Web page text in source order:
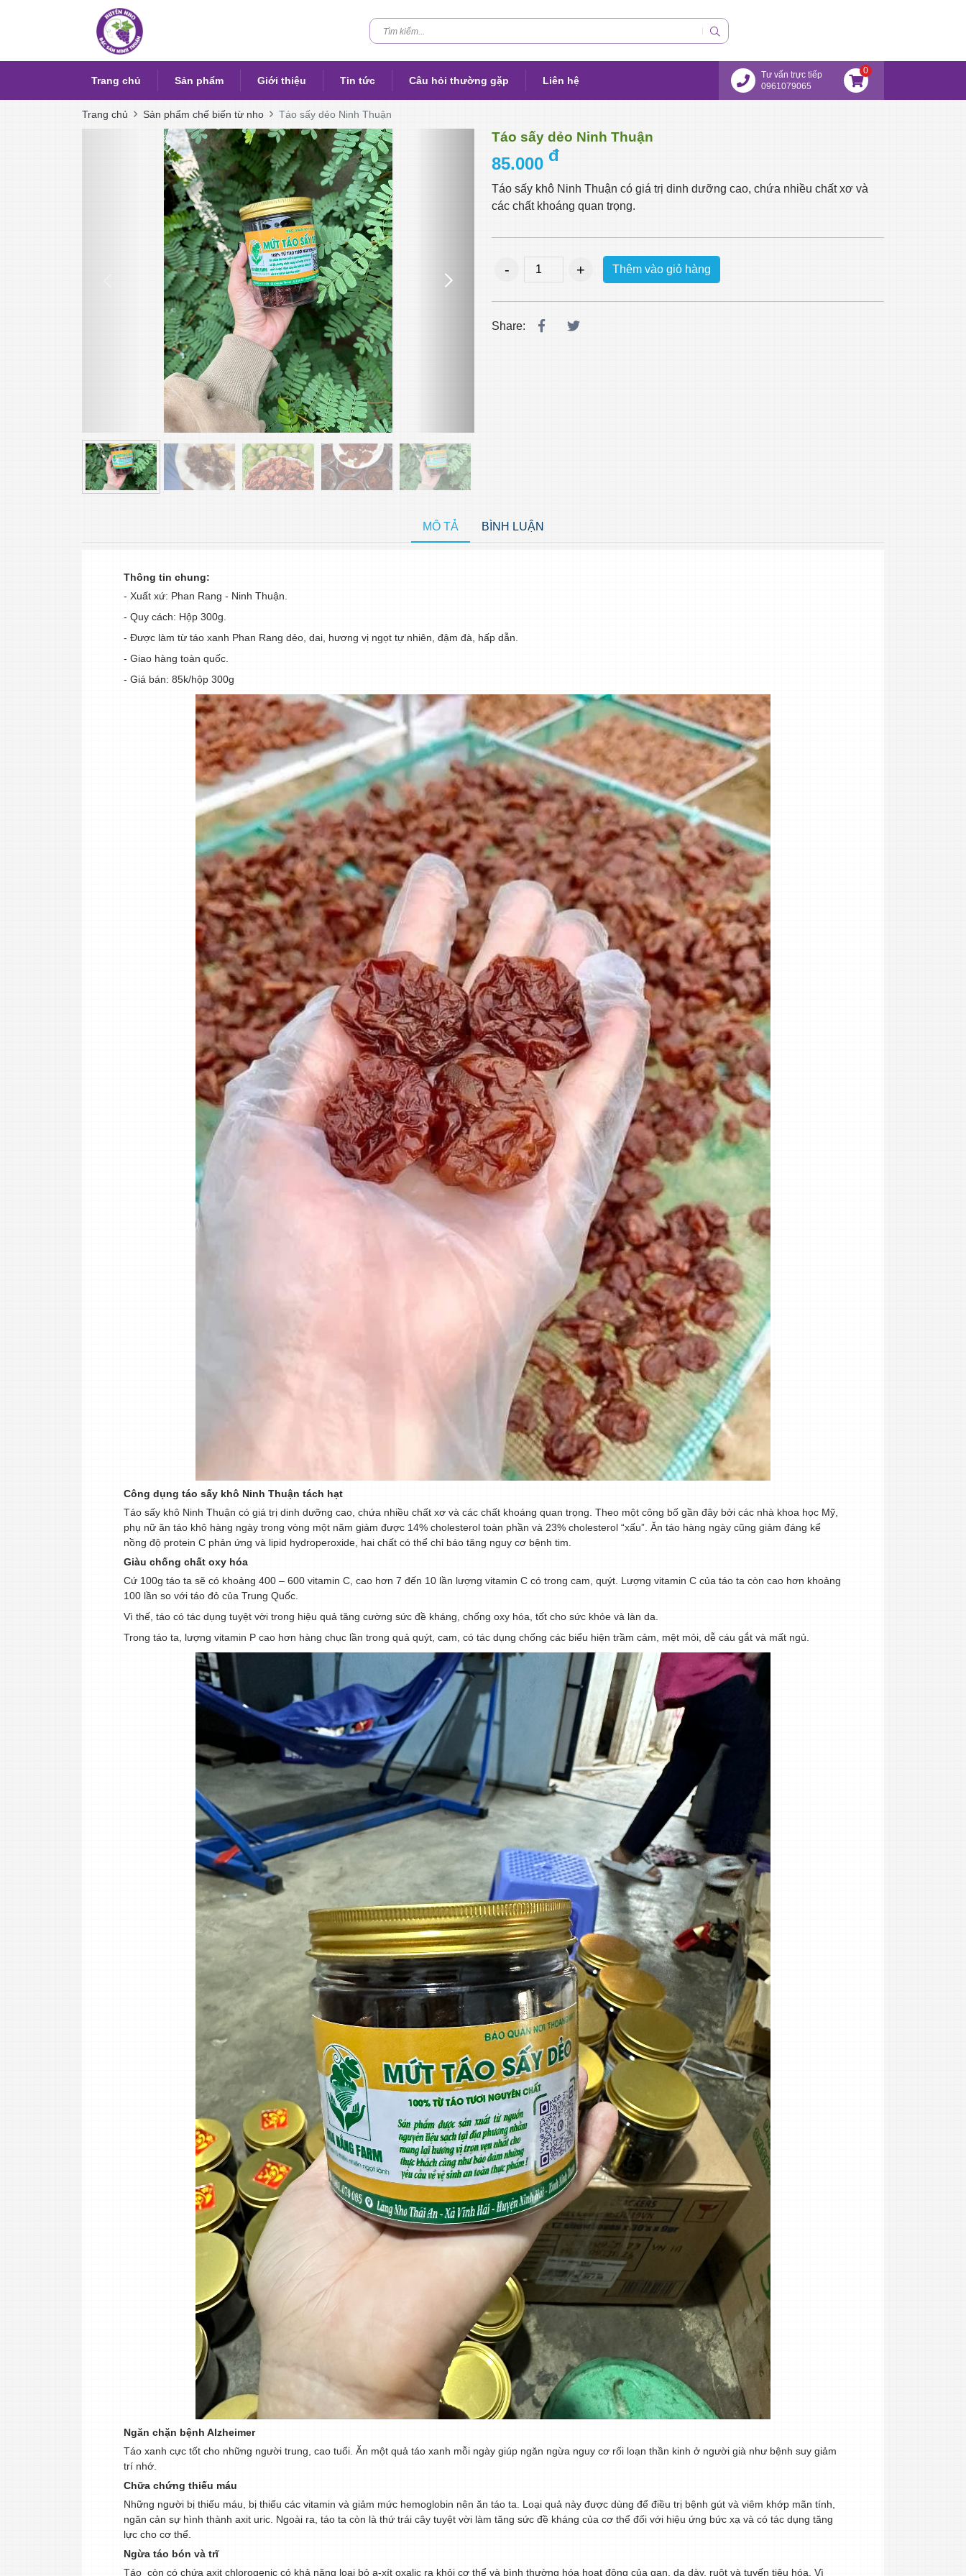
Trang chủ Sản phẩm Giới thiệu Tin tức Câu hỏi thường gặp Liên hệ
Tư vấn trực tiếp
0961079065
0
Trang chủ Sản phẩm chế biến từ nho Táo sấy dẻo Ninh Thuận
Táo sấy dẻo Ninh Thuận
85.000 đ
Táo sấy khô Ninh Thuận có giá trị dinh dưỡng cao, chứa nhiều chất xơ và
các chất khoáng quan trọng.
Thêm vào giỏ hàng
Share:
MÔ TẢ BÌNH LUẬN
Thông tin chung:
- Xuất xứ: Phan Rang - Ninh Thuận.
- Quy cách: Hộp 300g.
- Được làm từ táo xanh Phan Rang dẻo, dai, hương vị ngọt tự nhiên, đậm đà, hấp dẫn.
- Giao hàng toàn quốc.
- Giá bán: 85k/hộp 300g
Công dụng táo sấy khô Ninh Thuận tách hạt
Táo sấy khô Ninh Thuận có giá trị dinh dưỡng cao, chứa nhiều chất xơ và các chất khoáng quan trọng. Theo một công bố gần đây bởi các nhà khoa học Mỹ,
phụ nữ ăn táo khô hàng ngày trong vòng một năm giảm được 14% cholesterol toàn phần và 23% cholesterol “xấu”. Ăn táo hàng ngày cũng giảm đáng kể
nồng độ protein C phản ứng và lipid hydroperoxide, hai chất có thể chỉ báo tăng nguy cơ bệnh tim.
Giàu chống chất oxy hóa
Cứ 100g táo ta sẽ có khoảng 400 – 600 vitamin C, cao hơn 7 đến 10 lần lượng vitamin C có trong cam, quýt. Lượng vitamin C của táo ta còn cao hơn khoảng
100 lần so với táo đỏ của Trung Quốc.
Vì thế, táo có tác dụng tuyệt vời trong hiệu quả tăng cường sức đề kháng, chống oxy hóa, tốt cho sức khỏe và làn da.
Trong táo ta, lượng vitamin P cao hơn hàng chục lần trong quả quýt, cam, có tác dụng chống các biểu hiện trầm cảm, mệt mỏi, dễ cáu gắt và mất ngủ.
Ngăn chặn bệnh Alzheimer
Táo xanh cực tốt cho những người trung, cao tuổi. Ăn một quả táo xanh mỗi ngày giúp ngăn ngừa nguy cơ rối loạn thần kinh ở người già như bệnh suy giảm
trí nhớ.
Chữa chứng thiếu máu
Những người bị thiếu máu, bị thiếu các vitamin và giảm mức hemoglobin nên ăn táo ta. Loại quả này được dùng để điều trị bệnh gút và viêm khớp mãn tính,
ngăn cản sự hình thành axit uric. Ngoài ra, táo ta còn là thứ trái cây tuyệt vời làm tăng sức đề kháng của cơ thể đối với hiệu ứng bức xạ và có tác dụng tăng
lực cho cơ thể.
Ngừa táo bón và trĩ
Táo còn có chứa axit chlorogenic có khả năng loại bỏ a-xít oxalic ra khỏi cơ thể và bình thường hóa hoạt động của gan, dạ dày, ruột và tuyến tiêu hóa. Vì